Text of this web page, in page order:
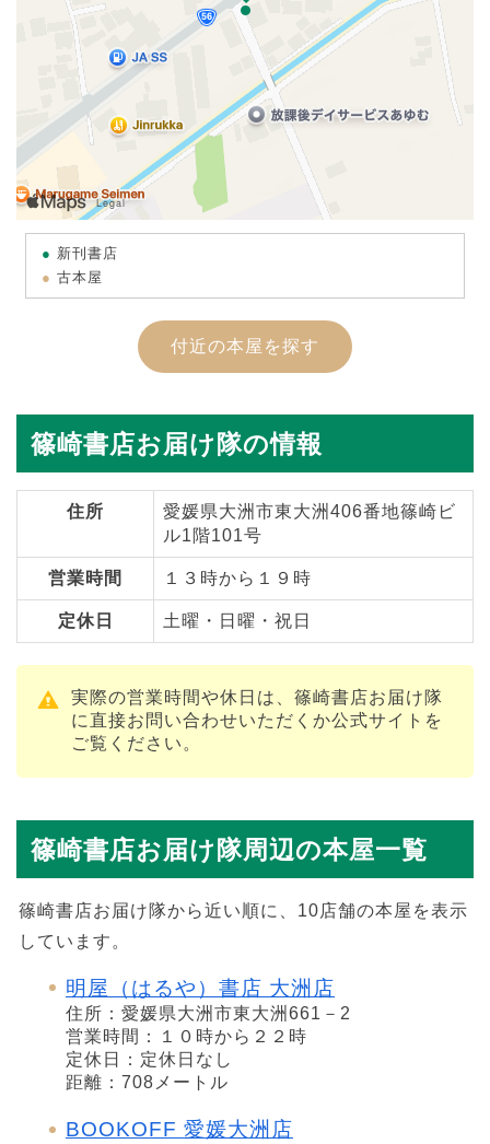
新刊書店
古本屋
付近の本屋を探す
篠崎書店お届け隊の情報
住所
愛媛県大洲市東大洲406番地篠崎ビ
ル1階101号
営業時間 １３時から１９時
定休日 土曜・日曜・祝日
実際の営業時間や休日は、篠崎書店お届け隊
に直接お問い合わせいただくか公式サイトを
ご覧ください。
篠崎書店お届け隊周辺の本屋一覧
篠崎書店お届け隊から近い順に、10店舗の本屋を表示
しています。
明屋（はるや）書店 大洲店
住所：愛媛県大洲市東大洲661－2
営業時間：１０時から２２時
定休日：定休日なし
距離：708メートル
BOOKOFF 愛媛大洲店